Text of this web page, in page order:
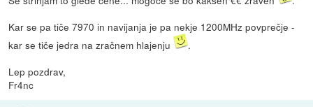
Kar se pa tiče 7970 in navijanja je pa nekje 1200MHz povprečje -
kar se tiče jedra na zračnem hlajenju
.
Lep pozdrav,
Fr4nc